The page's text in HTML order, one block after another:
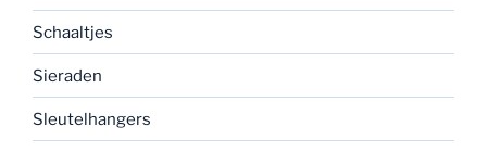
Schaaltjes
Sieraden
Sleutelhangers